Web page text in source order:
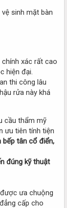
sinh mặt bàn
xác rất cao
hiện đại.
thi công lâu
rửa này khá
cầu thẩm mỹ
ưu tiên tính tiện
bếp tân cổ điển,
ưa chuộng
cấp cho